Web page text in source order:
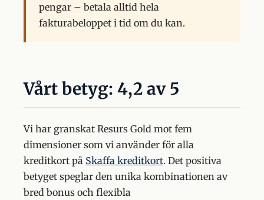
pengar – betala alltid hela
fakturabeloppet i tid om du kan.
Vårt betyg: 4,2 av 5
Vi har granskat Resurs Gold mot fem
dimensioner som vi använder för alla
kreditkort på Skaffa kreditkort. Det positiva
betyget speglar den unika kombinationen av
bred bonus och flexibla